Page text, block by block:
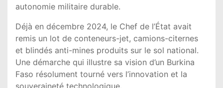
autonomie militaire durable.
Déjà en décembre 2024, le Chef de l’État avait
remis un lot de conteneurs-jet, camions-citernes
et blindés anti-mines produits sur le sol national.
Une démarche qui illustre sa vision d’un Burkina
Faso résolument tourné vers l’innovation et la
souveraineté technologique.